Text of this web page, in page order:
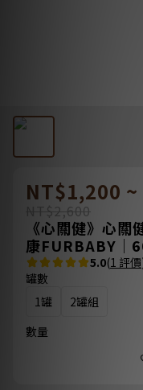
NT$1,200
NT$2,600
《心關健》心
康FURBABY｜
5.0(1 評價
罐數
1罐
2罐組
數量